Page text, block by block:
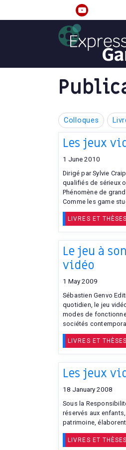
linkedin
Colloques
Les jeux
1 June 2010
Dirigé par Sylvie
qualifiés de sérieux
Phénomène de
Comme les game
LIVRES ET THÈSES
Le jeu à
vidéo
1 May 2009
Sébastien Genvo
quotidien, le jeu
modes de
sociétés
LIVRES ET THÈSES
Les jeux
18 January 2008
Sous la
réservés aux
patrimoine,
LIVRES ET THÈSES